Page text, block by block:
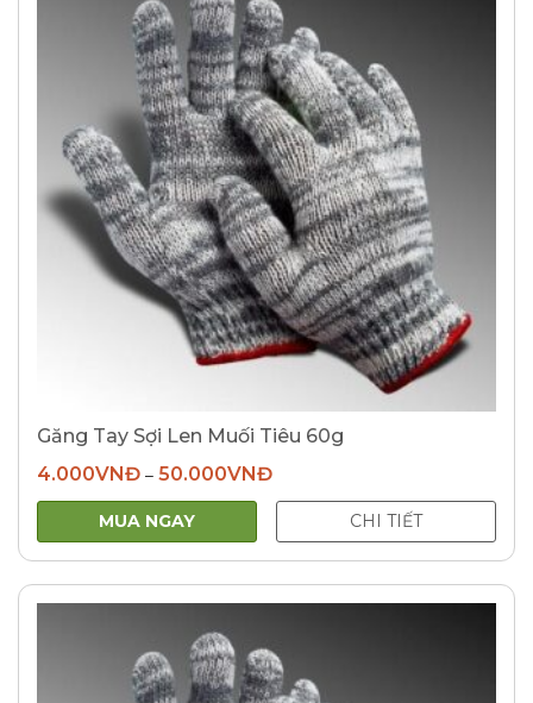
Găng Tay Sợi Len Muối Tiêu 60g
4.000VNĐ– 50.000VNĐ
MUA NGAY CHI TIẾT